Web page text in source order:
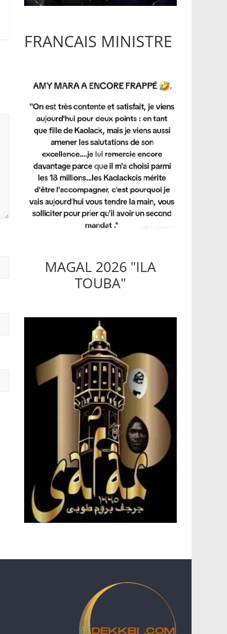
FRANCAIS MINISTRE
MAGAL 2026 "ILA
TOUBA"